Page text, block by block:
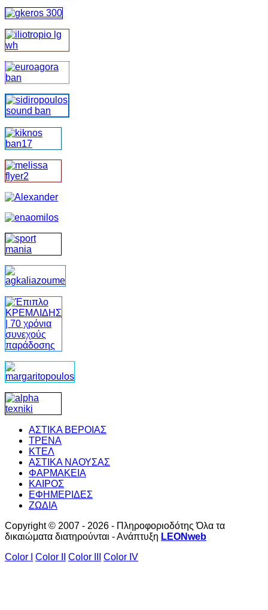
ΑΣΤΙΚΑ ΒΕΡΟΙΑΣ
ΤΡΕΝΑ
ΚΤΕΛ
ΑΣΤΙΚΑ ΝΑΟΥΣΑΣ
ΦΑΡΜΑΚΕΙΑ
ΚΑΙΡΟΣ
ΕΦΗΜΕΡΙΔΕΣ
ΖΩΔΙΑ
Copyright © 2007 - 2026 - Πληροφοριοδότης Όλα τα
δικαιώματα διατηρούνται - Ανάπτυξη LEONweb
Color I
Color II Color III Color IV